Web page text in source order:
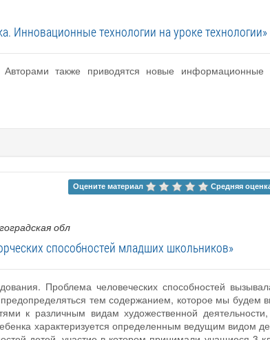
Инновационные технологии на уроке технологии»
также приводятся новые информационные
Оцените материал Средняя
обл
способностей младших школьников»
Проблема человеческих способностей
тем содержанием, которое мы будем
к различным видам художественной
характеризуется определенным ведущим видом